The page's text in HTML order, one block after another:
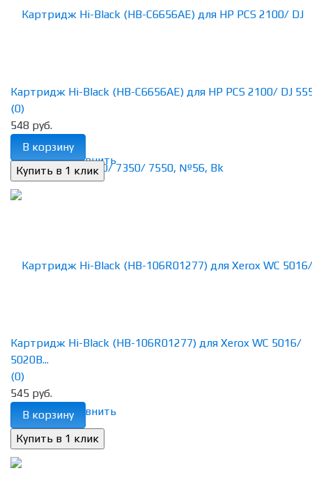
избранное сравнить
Картридж Hi-Black (HB-C6656AE) для HP PCS 2100/ DJ
(0)
548 руб.
В корзину
избранное сравнить
Картридж Hi-Black (HB-106R01277) для Xerox WC 5016/
5020B...
(0)
545 руб.
В корзину